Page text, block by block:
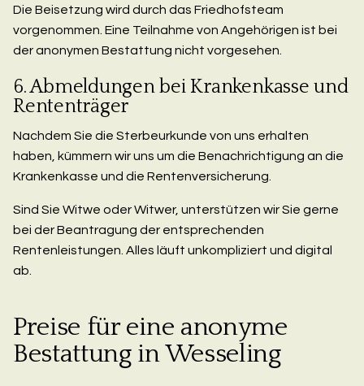
Die Beisetzung wird durch das Friedhofsteam
vorgenommen. Eine Teilnahme von Angehörigen ist bei
der anonymen Bestattung nicht vorgesehen.
6. Abmeldungen bei Krankenkasse und
Rententräger
Nachdem Sie die Sterbeurkunde von uns erhalten
haben, kümmern wir uns um die Benachrichtigung an die
Krankenkasse und die Rentenversicherung.
Sind Sie Witwe oder Witwer, unterstützen wir Sie gerne
bei der Beantragung der entsprechenden
Rentenleistungen. Alles läuft unkompliziert und digital
ab.
Preise für eine anonyme
Bestattung in Wesseling